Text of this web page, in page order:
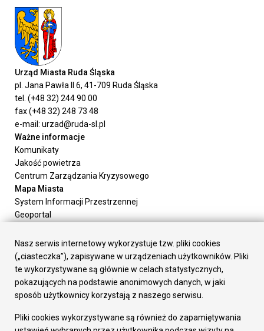
Urząd Miasta Ruda Śląska
pl. Jana Pawła II 6, 41-709 Ruda Śląska
tel. (+48 32) 244 90 00
fax (+48 32) 248 73 48
e-mail: urzad@ruda-sl.pl
Ważne informacje
Komunikaty
Jakość powietrza
Centrum Zarządzania Kryzysowego
Mapa Miasta
System Informacji Przestrzennej
Geoportal
Załatw sprawę
Prezydent Miasta
Rada Miasta
Wydziały
Elektroniczna Skrzynka Podawcza
Gospodarka
Nasz serwis internetowy wykorzystuje tzw. pliki cookies
(„ciasteczka”), zapisywane w urządzeniach użytkowników. Pliki
te wykorzystywane są głównie w celach statystycznych,
pokazujących na podstawie anonimowych danych, w jaki
sposób użytkownicy korzystają z naszego serwisu.
Pliki cookies wykorzystywane są również do zapamiętywania